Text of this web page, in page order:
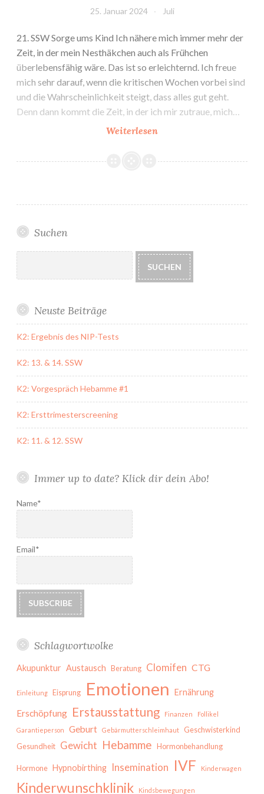
25. Januar 2024 Juli
21. SSW Sorge ums Kind Ich nähere mich immer mehr der
Zeit, in der mein Nesthäkchen auch als Frühchen
überlebensfähig wäre. Das ist so erleichternd. Ich freue
mich sehr darauf, wenn die kritischen Wochen vorbei sind
und die Wahrscheinlichkeit steigt, dass alles gut geht.
Denn dann kommt die Zeit, in der ich mir zutraue, mich…
Weiterlesen21.
22.
Suchen
SUCHEN
Neuste Beiträge
K2: Ergebnis des NIP-Tests
K2: 13. & 14. SSW
K2: Vorgespräch Hebamme #1
K2: Ersttrimesterscreening
K2: 11. & 12. SSW
Immer up to date? Klick dir dein Abo!
Name*
Email*
Schlagwortwolke
Akupunktur Austausch Beratung Clomifen CTG
Einleitung Eisprung Emotionen Ernährung
Erschöpfung Erstausstattung Finanzen Follikel
Garantieperson Geburt Gebärmutterschleimhaut
Geschwisterkind
Gesundheit Gewicht Hebamme Hormonbehandlung
Hormone Hypnobirthing Insemination IVF Kinderwagen
Kinderwunschklinik Kindsbewegungen